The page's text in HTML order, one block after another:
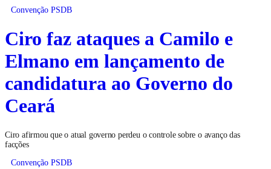
Convenção PSDB
Ciro faz ataques a Camilo e
Elmano em lançamento de
candidatura ao Governo do
Ceará
Ciro afirmou que o atual governo perdeu o controle sobre o avanço das
facções
Convenção PSDB